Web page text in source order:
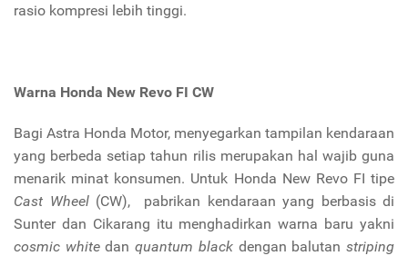
rasio kompresi lebih tinggi.
Warna Honda New Revo FI CW
Bagi Astra Honda Motor, menyegarkan tampilan kendaraan
yang berbeda setiap tahun rilis merupakan hal wajib guna
menarik minat konsumen. Untuk Honda New Revo FI tipe
Cast Wheel (CW), pabrikan kendaraan yang berbasis di
Sunter dan Cikarang itu menghadirkan warna baru yakni
cosmic whitedanquantum blackdengan balutanstriping